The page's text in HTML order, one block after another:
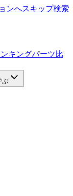
ンへスキップ検索
キングパーツ比
ぶ